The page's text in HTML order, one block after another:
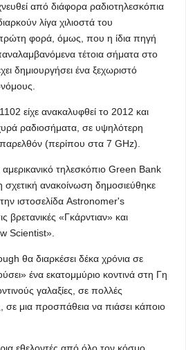
από διάφορα ραδιοτηλεσκόπια
λίγα χιλιοστά του
φορά, όμως, που η ίδια πηγή
τέτοια σήματα στο
δημιουργήσει ένα ξεχωριστό
είχε ανακαλυφθεί το 2012 και
ραδιοσήματα, σε υψηλότερη
(περίπου στα 7 GHz).
τηλεσκόπιο Green Bank
σχετική ανακοίνωση δημοσιεύθηκε
ιστοσελίδα Astronomer's
«Γκάρντιαν» και
Scientist».
θα διαρκέσει δέκα χρόνια σε
ένα εκατομμύριο κοντινά στη Γη
γαλαξίες, σε πολλές
σε μια προσπάθεια να πιάσει κάποιο